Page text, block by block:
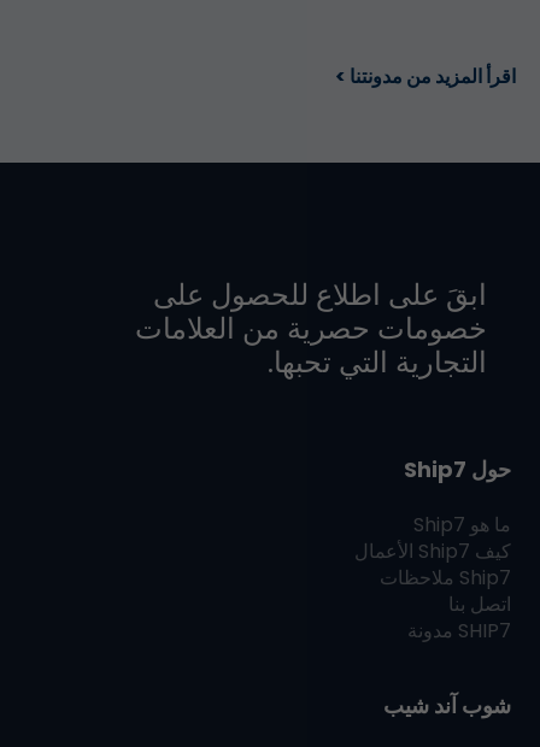
اقرأ المزيد من مدونتنا >
ابقَ على اطلاع للحصول على
خصومات حصرية من العلامات
التجارية التي تحبها.
حول Ship7
ما هو Ship7
كيف Ship7 الأعمال
Ship7 ملاحظات
اتصل بنا
SHIP7 مدونة
شوب آند شيب